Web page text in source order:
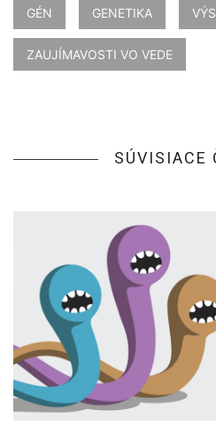
GÉN GENETIKA
ZAUJÍMAVOSTI VO VEDE
SÚVISIACE